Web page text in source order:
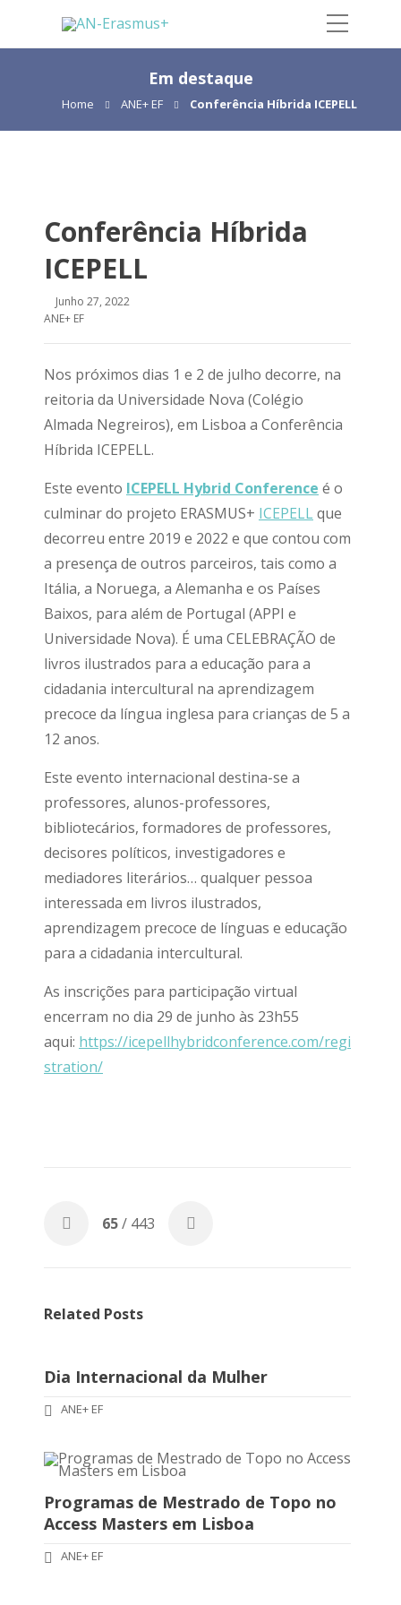
Em destaque
Home ANE+ EF Conferência Híbrida ICEPELL
Conferência Híbrida
ICEPELL
Junho 27, 2022
ANE+ EF
Nos próximos dias 1 e 2 de julho decorre, na
reitoria da Universidade Nova (Colégio
Almada Negreiros), em Lisboa a Conferência
Híbrida ICEPELL.
Este evento ICEPELL Hybrid Conference é o
culminar do projeto ERASMUS+ ICEPELLque
decorreu entre 2019 e 2022 e que contou com
a presença de outros parceiros, tais como a
Itália, a Noruega, a Alemanha e os Países
Baixos, para além de Portugal (APPI e
Universidade Nova). É uma CELEBRAÇÃO de
livros ilustrados para a educação para a
cidadania intercultural na aprendizagem
precoce da língua inglesa para crianças de 5 a
12 anos.
Este evento internacional destina-se a
professores, alunos-professores,
bibliotecários, formadores de professores,
decisores políticos, investigadores e
mediadores literários… qualquer pessoa
interessada em livros ilustrados,
aprendizagem precoce de línguas e educação
para a cidadania intercultural.
As inscrições para participação virtual
encerram no dia 29 de junho às 23h55
aqui: https://icepellhybridconference.com/regi
stration/
65/ 443
Related Posts
Dia Internacional da Mulher
ANE+ EF
Programas de Mestrado de Topo no
Access Masters em Lisboa
ANE+ EF